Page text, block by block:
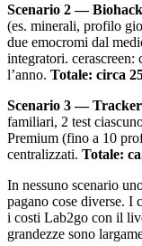
Scenario 2 —
(es. minerali, profilo
due emocromi dal
integratori.
l’anno. Totale: circa
Scenario 3 —
familiari, 2 test
Premium (fino a 10
centralizzati. Totale:
In nessuno scenario
pagano cose diverse. I
i costi Lab2go con il
grandezze sono